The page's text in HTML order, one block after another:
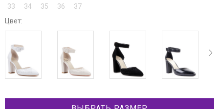
33
34 35 36
37
Цвет: